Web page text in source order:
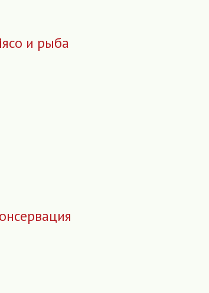
и рыба